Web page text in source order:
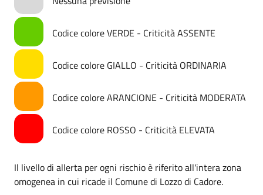
Codice colore VERDE - Criticità ASSENTE
Codice colore GIALLO - Criticità ORDINARIA
Codice colore ARANCIONE - Criticità MODERATA
Codice colore ROSSO - Criticità ELEVATA
Il livello di allerta per ogni rischio è riferito all'intera zona
omogenea in cui ricade il Comune di Lozzo di Cadore.